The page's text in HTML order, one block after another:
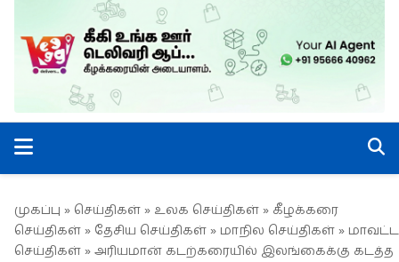
முகப்பு » செய்திகள் » உலக செய்திகள் » கீழக்கரை
செய்திகள் » தேசிய செய்திகள் » மாநில செய்திகள் » மாவட்ட
செய்திகள் » அரியமான் கடற்கரையில் இலங்கைக்கு கடத்த